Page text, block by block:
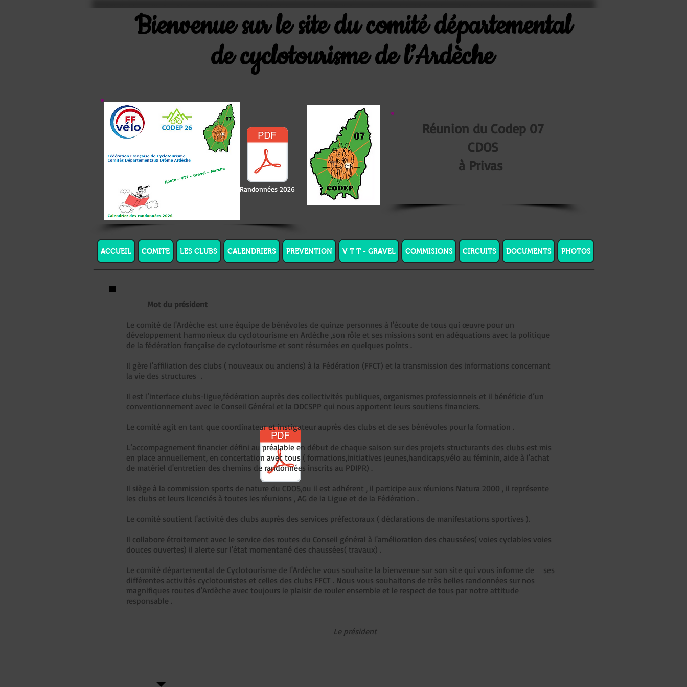
Bienvenue sur le site du comité départemental
de cyclotourisme de l’Ardèche
Randonnées 2026
Réunion du Codep 07
CDOS
à Privas
Mot du président
Le comité de l'Ardèche est une équipe de bénévoles de quinze personnes à l'écoute de tous qui œuvre pour un
développement harmonieux du cyclotourisme en Ardèche ,son rôle et ses missions sont en adéquations avec la politique
de la fédération française de cyclotourisme et sont résumées en quelques points .
Il gère l'affiliation des clubs ( nouveaux ou anciens) à la Fédération (FFCT) et la transmission des informations concernant
la vie des structures .
Il est l’interface clubs-ligue,fédération auprès des collectivités publiques, organismes professionnels et il bénéficie d’un
conventionnement avec le Conseil Général et la DDCSPP qui nous apportent leurs soutiens financiers.
Le comité agit en tant que coordinateur et instigateur auprès des clubs et de ses bénévoles pour la formation .
L’accompagnement financier défini au préalable en début de chaque saison sur des projets structurants des clubs est mis
en place annuellement, en concertation avec tous ( formations,initiatives jeunes,handicaps,vélo au féminin, aide à l'achat
de matériel d'entretien des chemins de randonnées inscrits au PDIPR) .
Il siège à la commission sports de nature du CDOS,ou il est adhérent , il participe aux réunions Natura 2000 , il représente
les clubs et leurs licenciés à toutes les réunions , AG de la Ligue et de la Fédération .
Le comité soutient l'activité des clubs auprès des services préfectoraux ( déclarations de manifestations sportives ).
Il collabore étroitement avec le service des routes du Conseil général à l'amélioration des chaussées( voies cyclables voies
douces ouvertes) il alerte sur l'état momentané des chaussées( travaux) .
Le comité départemental de Cyclotourisme de l'Ardèche vous souhaite la bienvenue sur son site qui vous informe de ses
différentes activités cyclotouristes et celles des clubs FFCT . Nous vous souhaitons de très belles randonnées sur nos
magnifiques routes d'Ardèche avec toujours le plaisir de rouler ensemble et le respect de tous par notre attitude
responsable .
Le président
ACCUEIL COMITE LES CLUBS CALENDRIERS PREVENTION V T T - GRAVEL COMMISIONS CIRCUITS DOCUMENTS PHOTOS